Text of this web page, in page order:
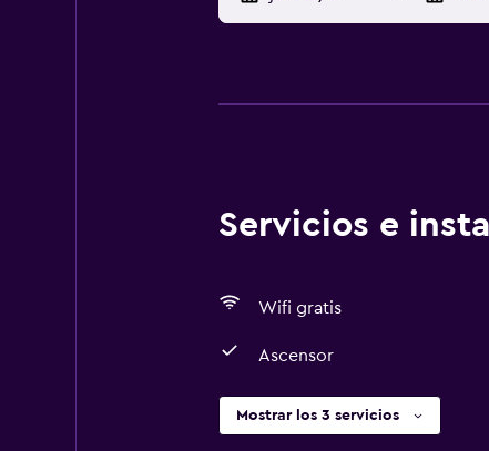
Servicios e
Wifi gratis
Ascensor
Mostrar los 3 servicios